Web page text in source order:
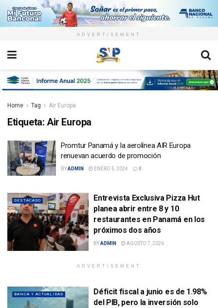
ADVERTISEMENT
Home Tag Air Europa
Etiqueta: Air Europa
Promtur Panamá y la aerolínea AIR Europa
renuevan acuerdo de promoción
BYADMIN ENERO 5, 2024 0
DESTACADO
Entrevista Exclusiva Pizza Hut
planea abrir entre 8 y 10
restaurantes en Panamá en los
próximos dos años
BYADMIN AGOSTO 7, 2026
ADVERTISEMENT
BANCA Y ACTUALIDAD
Déficit fiscal a junio es de 1.98%
del PIB, pero la inversión solo